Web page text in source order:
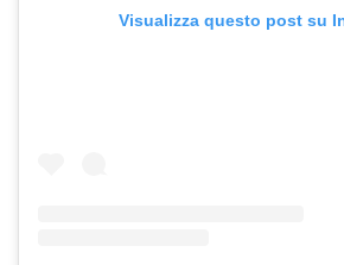
Visualizza questo post su